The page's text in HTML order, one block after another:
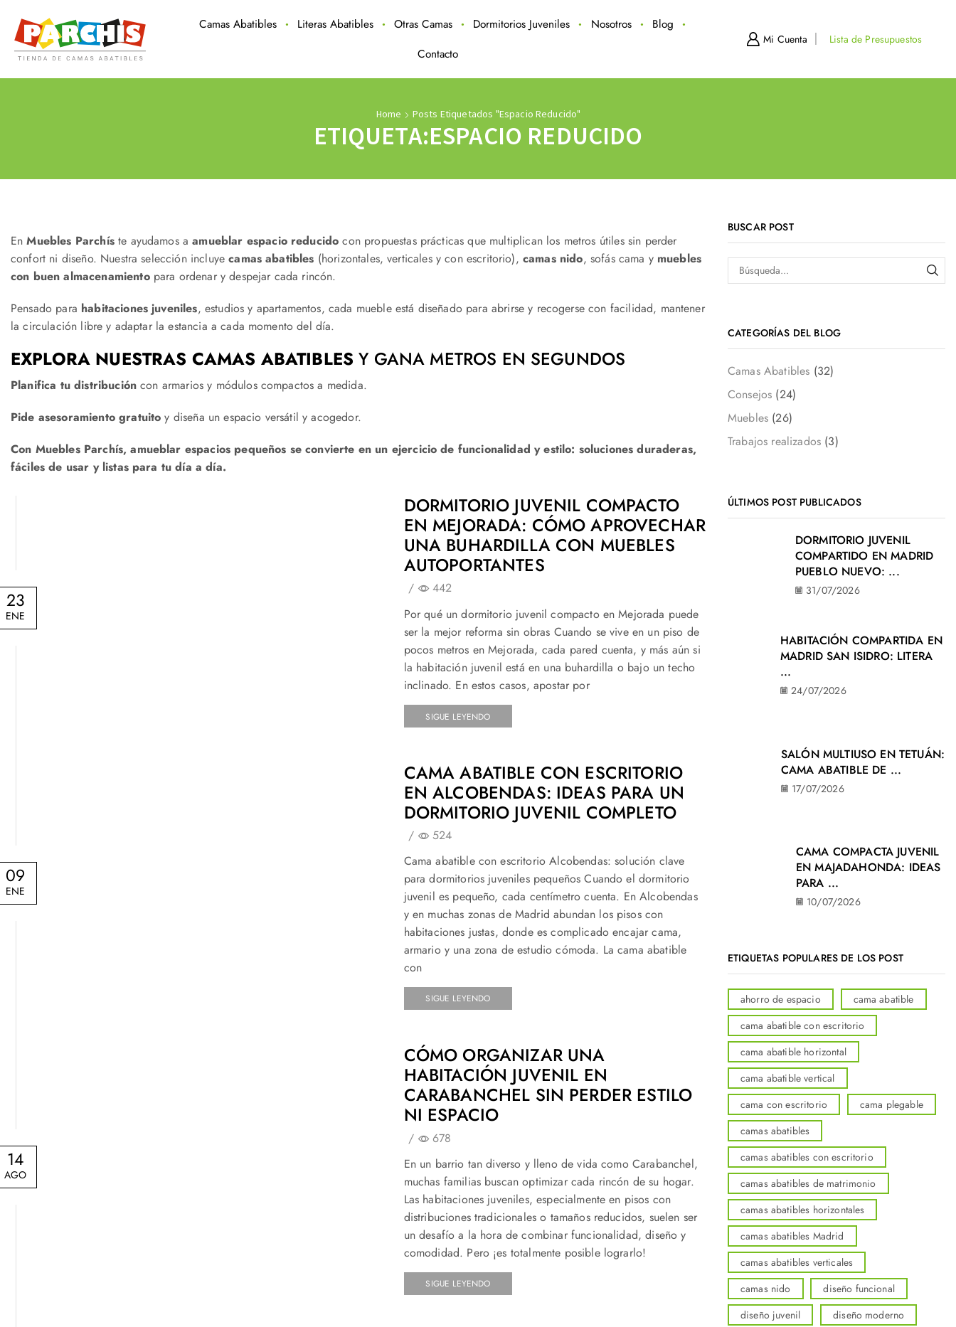
Camas Abatibles Literas Abatibles Otras Camas Dormitorios Juveniles Nosotros
Blog
Contacto
Mi Cuenta Lista de Presupuestos
Home Posts Etiquetados "espacio Reducido"
ETIQUETA:ESPACIO REDUCIDO
EnMuebles Parchíste ayudamos aamueblar espacio reducido con propuestas prácticas que multiplican los metros útiles sin perder
confort ni diseño. Nuestra selección incluyecamas abatibles (horizontales, verticales y con escritorio), camas nido, sofás cama y muebles
con buen almacenamientopara ordenar y despejar cada rincón.
Pensado para habitaciones juveniles, estudios y apartamentos, cada mueble está diseñado para abrirse y recogerse con facilidad, mantener
la circulación libre y adaptar la estancia a cada momento del día.
EXPLORA NUESTRAS CAMAS ABATIBLES Y GANA METROS EN SEGUNDOS
Planifica tu distribución con armarios y módulos compactos a medida.
Pide asesoramiento gratuito y diseña un espacio versátil y acogedor.
Con Muebles Parchís, amueblar espacios pequeños se convierte en un ejercicio de funcionalidad y estilo: soluciones duraderas,
fáciles de usar y listas para tu día a día.
DORMITORIO JUVENIL COMPACTO
EN MEJORADA: CÓMO APROVECHAR
UNA BUHARDILLA CON MUEBLES
AUTOPORTANTES
/
442
Por qué un dormitorio juvenil compacto en Mejorada puede
ser la mejor reforma sin obras Cuando se vive en un piso de
pocos metros en Mejorada, cada pared cuenta, y más aún si
la habitación juvenil está en una buhardilla o bajo un techo
inclinado. En estos casos, apostar por
SIGUE LEYENDO
23
ENE
CAMA ABATIBLE CON ESCRITORIO
EN ALCOBENDAS: IDEAS PARA UN
DORMITORIO JUVENIL COMPLETO
/
524
Cama abatible con escritorio Alcobendas: solución clave
para dormitorios juveniles pequeños Cuando el dormitorio
juvenil es pequeño, cada centímetro cuenta. En Alcobendas
y en muchas zonas de Madrid abundan los pisos con
habitaciones justas, donde es complicado encajar cama,
armario y una zona de estudio cómoda. La cama abatible
con
SIGUE LEYENDO
09
ENE
CÓMO ORGANIZAR UNA
HABITACIÓN JUVENIL EN
CARABANCHEL SIN PERDER ESTILO
NI ESPACIO
/
678
En un barrio tan diverso y lleno de vida como Carabanchel,
muchas familias buscan optimizar cada rincón de su hogar.
Las habitaciones juveniles, especialmente en pisos con
distribuciones tradicionales o tamaños reducidos, suelen ser
un desafío a la hora de combinar funcionalidad, diseño y
comodidad. Pero ¡es totalmente posible lograrlo!
SIGUE LEYENDO
14
AGO
BUSCAR POST
CATEGORÍAS DEL BLOG
Camas Abatibles (32)
Consejos (24)
Muebles (26)
Trabajos realizados (3)
ÚLTIMOS POST PUBLICADOS
DORMITORIO JUVENIL
COMPARTIDO EN MADRID
PUEBLO NUEVO: ...
31/07/2026
HABITACIÓN COMPARTIDA EN
MADRID SAN ISIDRO: LITERA
...
24/07/2026
SALÓN MULTIUSO EN TETUÁN:
CAMA ABATIBLE DE ...
17/07/2026
CAMA COMPACTA JUVENIL
EN MAJADAHONDA: IDEAS
PARA ...
10/07/2026
ETIQUETAS POPULARES DE LOS POST
ahorro de espacio
cama abatible
cama abatible con escritorio
cama abatible horizontal
cama abatible vertical
cama con escritorio
cama plegable
camas abatibles
camas abatibles con escritorio
camas abatibles de matrimonio
camas abatibles horizontales
camas abatibles Madrid
camas abatibles verticales
camas nido
diseño funcional
diseño juvenil
diseño moderno